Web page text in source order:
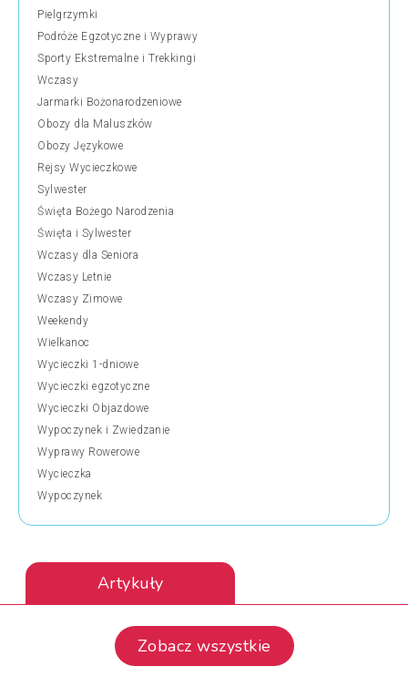
Pielgrzymki
Podróże Egzotyczne i Wyprawy
Sporty Ekstremalne i Trekkingi
Wczasy
Jarmarki Bożonarodzeniowe
Obozy dla Maluszków
Obozy Językowe
Rejsy Wycieczkowe
Sylwester
Święta Bożego Narodzenia
Święta i Sylwester
Wczasy dla Seniora
Wczasy Letnie
Wczasy Zimowe
Weekendy
Wielkanoc
Wycieczki 1-dniowe
Wycieczki egzotyczne
Wycieczki Objazdowe
Wypoczynek i Zwiedzanie
Wyprawy Rowerowe
Wycieczka
Wypoczynek
Artykuły
Zobacz wszystkie